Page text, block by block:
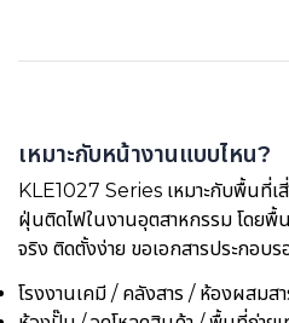
เหมาะกับหน้างานแบบไหน?
KLE1027 Series เหมาะกับพื้นที่เ
ฝุ่นติดไฟในงานอุตสาหกรรม โดย
จริง ติดตั้งง่าย ขอเอกสารประกอ
โรงงานเคมี / คลังสาร / ห้องผสมสา